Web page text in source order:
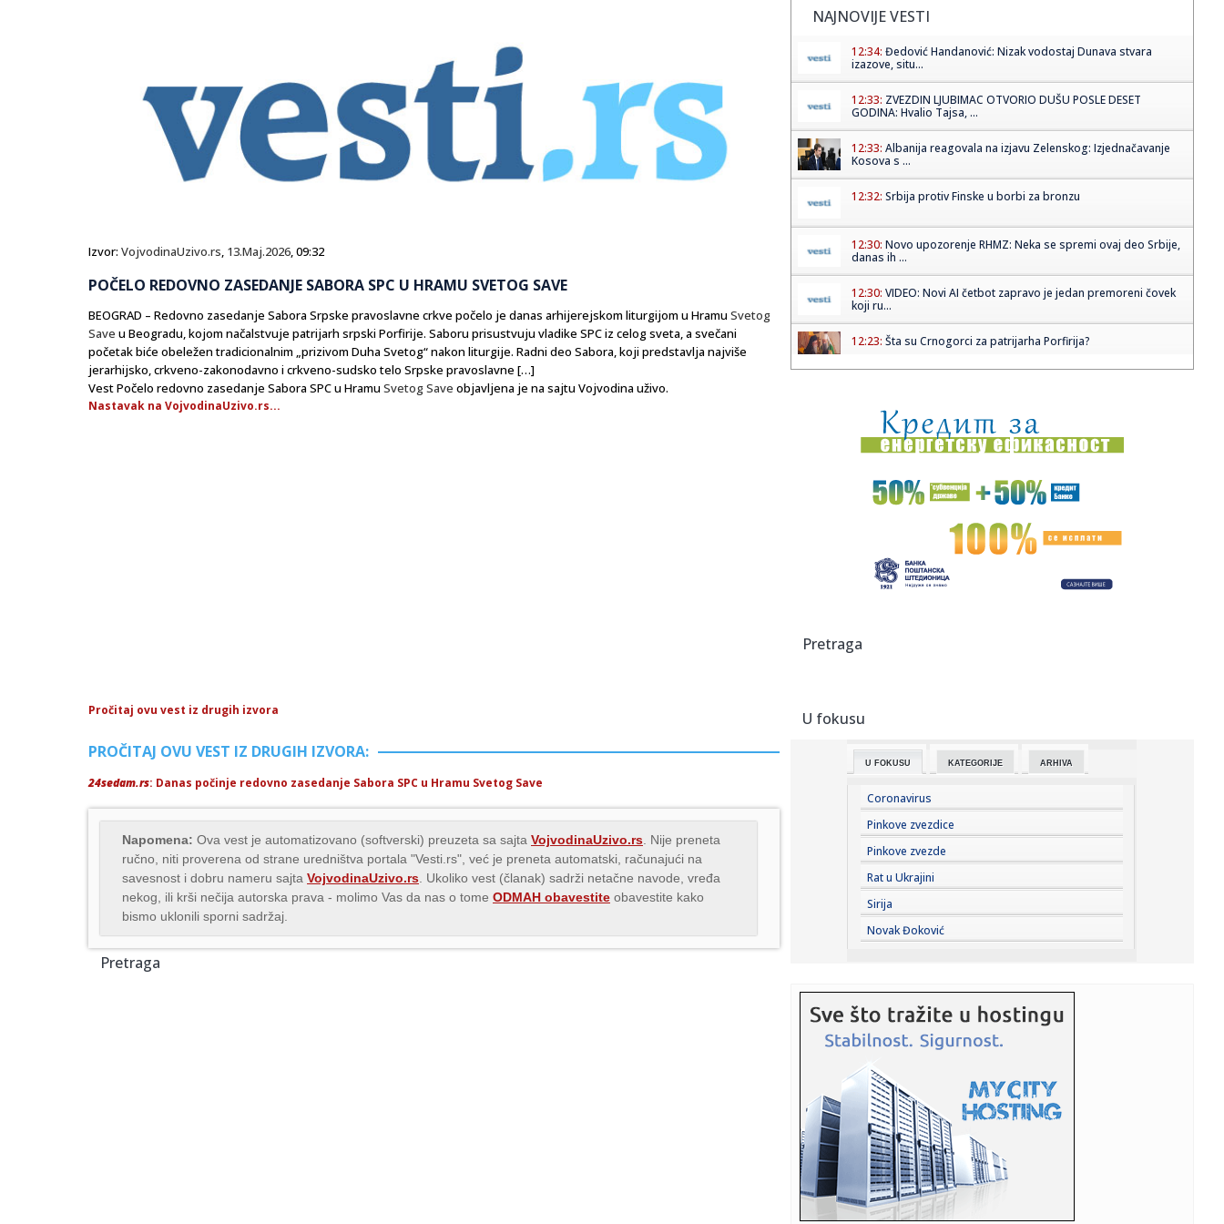
Izvor: VojvodinaUzivo.rs, 13.Maj.2026, 09:32
POČELO REDOVNO ZASEDANJE SABORA SPC U HRAMU SVETOG SAVE
BEOGRAD – Redovno zasedanje Sabora Srpske pravoslavne crkve počelo je danas arhijerejskom liturgijom u Hramu Svetog
Save u Beogradu, kojom načalstvuje patrijarh srpski Porfirije. Saboru prisustvuju vladike SPC iz celog sveta, a svečani
početak biće obeležen tradicionalnim „prizivom Duha Svetog“ nakon liturgije. Radni deo Sabora, koji predstavlja najviše
jerarhijsko, crkveno-zakonodavno i crkveno-sudsko telo Srpske pravoslavne […]
Vest Počelo redovno zasedanje Sabora SPC u Hramu Svetog Save objavljena je na sajtu Vojvodina uživo.
Nastavak na VojvodinaUzivo.rs...
Pročitaj ovu vest iz drugih izvora
PROČITAJ OVU VEST IZ DRUGIH IZVORA:
24sedam.rs: Danas počinje redovno zasedanje Sabora SPC u Hramu Svetog Save
Napomena: Ova vest je automatizovano (softverski) preuzeta sa sajta VojvodinaUzivo.rs . Nije preneta
ručno, niti proverena od strane uredništva portala "Vesti.rs", već je preneta automatski, računajući na
savesnost i dobru nameru sajta VojvodinaUzivo.rs . Ukoliko vest (članak) sadrži netačne navode, vređa
nekog, ili krši nečija autorska prava - molimo Vas da nas o tome ODMAH obavestite obavestite kako
bismo uklonili sporni sadržaj.
Pretraga
NAJNOVIJE VESTI
12:34: Đedović Handanović: Nizak vodostaj Dunava stvara
izazove, situ...
12:33: ZVEZDIN LJUBIMAC OTVORIO DUŠU POSLE DESET
GODINA: Hvalio Tajsa, ...
12:33: Albanija reagovala na izjavu Zelenskog: Izjednačavanje
Kosova s ...
12:32: Srbija protiv Finske u borbi za bronzu
12:30: Novo upozorenje RHMZ: Neka se spremi ovaj deo Srbije,
danas ih ...
12:30: VIDEO: Novi AI četbot zapravo je jedan premoreni čovek
koji ru...
12:23: Šta su Crnogorci za patrijarha Porfirija?
12:20:VIDEO: Amerikanci masovno uništavaju kamere za
snimanje saobra...
12:19:Pecaroš želi ponovo u NBA: Ben Simons se sprema za
novu sezonu!
Accept objavili novu verziju pesme Save Us sa Tobiasom
12:15:Dani pred Novosađanima sunčani: Maksimalna
Jelenu Rad...
12:14:
12:14:
Travnik muzički centar BiH: Hiljade posjetilaca pjevalo sa
12:14:Banjaluka daje po 100 KM za svakog prvačića
12:14:Đoković opet oduševio region: Zapjevao "Tropski bar" i
zaplesa...
12:14:Nissan uči od Kineza: Razvoj novog automobila sada traje
upola k...
12:12: Renovirali su kuhinju, pa naletjeli na bogatstvo vrijedno
70.000 ...
12:11:
12:10:Proširen prodajni prostor na Najlon pijaci
12:10:Ženka delfina naučila celu grupu da prevare naučnike da bi
dob...
12:10:Vučić: Stari železnički most biće najmodernija atrakcija, bi...
Pretraga
U fokusu
U FOKUSU KATEGORIJE ARHIVA
Coronavirus
Pinkove zvezdice
Pinkove zvezde
Rat u Ukrajini
Sirija
Novak Đoković